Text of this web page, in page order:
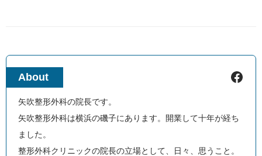
About Facebook
矢吹整形外科の院長です。
矢吹整形外科は横浜の磯子にあります。開業して十年が経ち
ました。
整形外科クリニックの院長の立場として、日々、思うこと。